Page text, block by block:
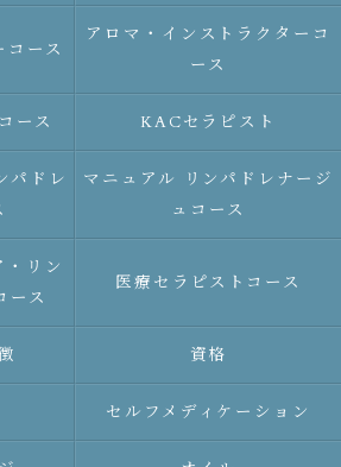
ース
アロマ・インストラクターコ
ース
ース KACセラピスト
パドレ
マニュアル リンパドレナージ
ュコース
リン
ース
医療セラピストコース
資格
セルフメディケーション